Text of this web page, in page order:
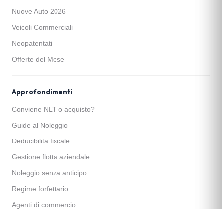
Nuove Auto 2026
Veicoli Commerciali
Neopatentati
Offerte del Mese
Approfondimenti
Conviene NLT o acquisto?
Guide al Noleggio
Deducibilità fiscale
Gestione flotta aziendale
Noleggio senza anticipo
Regime forfettario
Agenti di commercio